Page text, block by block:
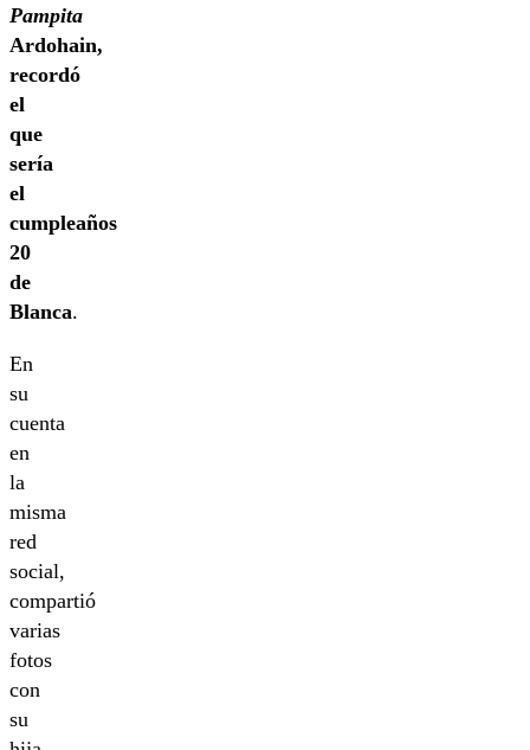
Pampita
Ardohain,
recordó
el
que
sería
el
cumpleaños
20
de
Blanca.
En
su
cuenta
en
la
misma
red
social,
compartió
varias
fotos
con
su